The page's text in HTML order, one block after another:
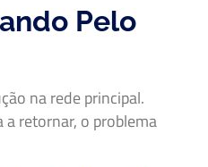
Pelo
na rede principal.
a retornar, o problema